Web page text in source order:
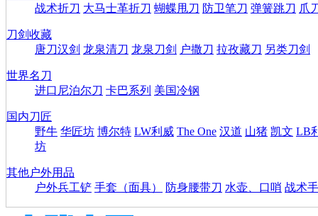
战术折刀 大马士革折刀 蝴蝶甩刀 防卫笔刀 弹簧跳刀 爪
刀剑收藏
唐刀汉剑 龙泉清刀 龙泉刀剑 户撒刀 拉孜藏刀 另类刀剑
世界名刀
进口尼泊尔刀 卡巴系列 美国冷钢
国内刀匠
野牛 华匠坊 博尔特 LW利威 The One 汉道 山猪 凯文 LB
坊
其他户外用品
户外兵工铲 手套（面具） 防身腰带刀 水壶、口哨 战术